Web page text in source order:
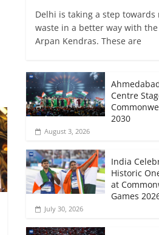
Delhi is taking a step towards
waste in a better way with
Arpan Kendras. These are
Centre
2030
August 3, 2026
India
Historic
at
Games
July 30, 2026